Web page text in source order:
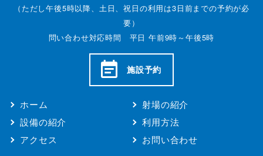
（ただし午後5時以降、土日、祝日の利用は3日前までの予約が必
要）
問い合わせ対応時間 平日 午前9時～午後5時
施設予約
ホーム
射場の紹介
設備の紹介
利用方法
アクセス
お問い合わせ